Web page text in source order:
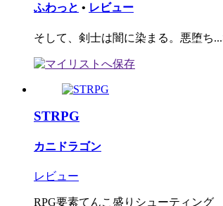
ふわっと • レビュー
そして、剣士は闇に染まる。悪堕ち
STRPG
カニドラゴン
レビュー
RPG要素てんこ盛りシューティング